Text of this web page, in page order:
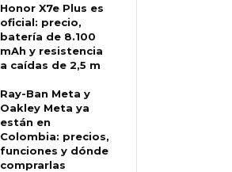
Honor X7e Plus es
oficial: precio,
batería de 8.100
mAh y resistencia
a caídas de 2,5 m
Ray-Ban Meta y
Oakley Meta ya
están en
Colombia: precios,
funciones y dónde
comprarlas